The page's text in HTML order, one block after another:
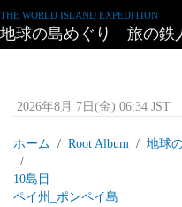
THE WORLD ISLAND EXPEDITION
地球の島めぐり 旅の
2026年8月 7日(金) 06:34 JST
ホーム Root Album 地球
10島目 ミク
ペイ州_ポンペイ島